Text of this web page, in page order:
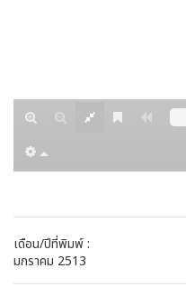
เดือน/ปีที่พิมพ์ :
มกราคม 2513